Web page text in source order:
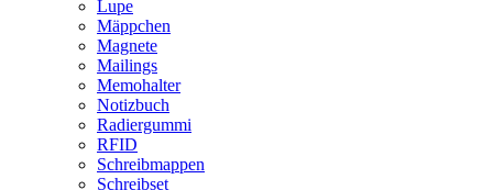
Lupe
Mäppchen
Magnete
Mailings
Memohalter
Notizbuch
Radiergummi
RFID
Schreibmappen
Schreibset